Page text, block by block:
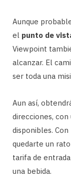
Aunque
el punto de
Viewpoint
alcanzar. El
ser toda una
Aun así,
direcciones,
disponibles.
quedarte un
tarifa de
una bebida.